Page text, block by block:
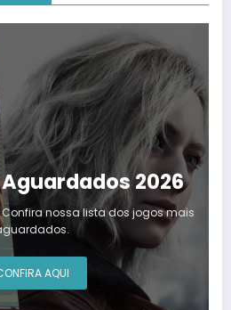
2026
Confira nossa lista dos jogos mais
AQUI